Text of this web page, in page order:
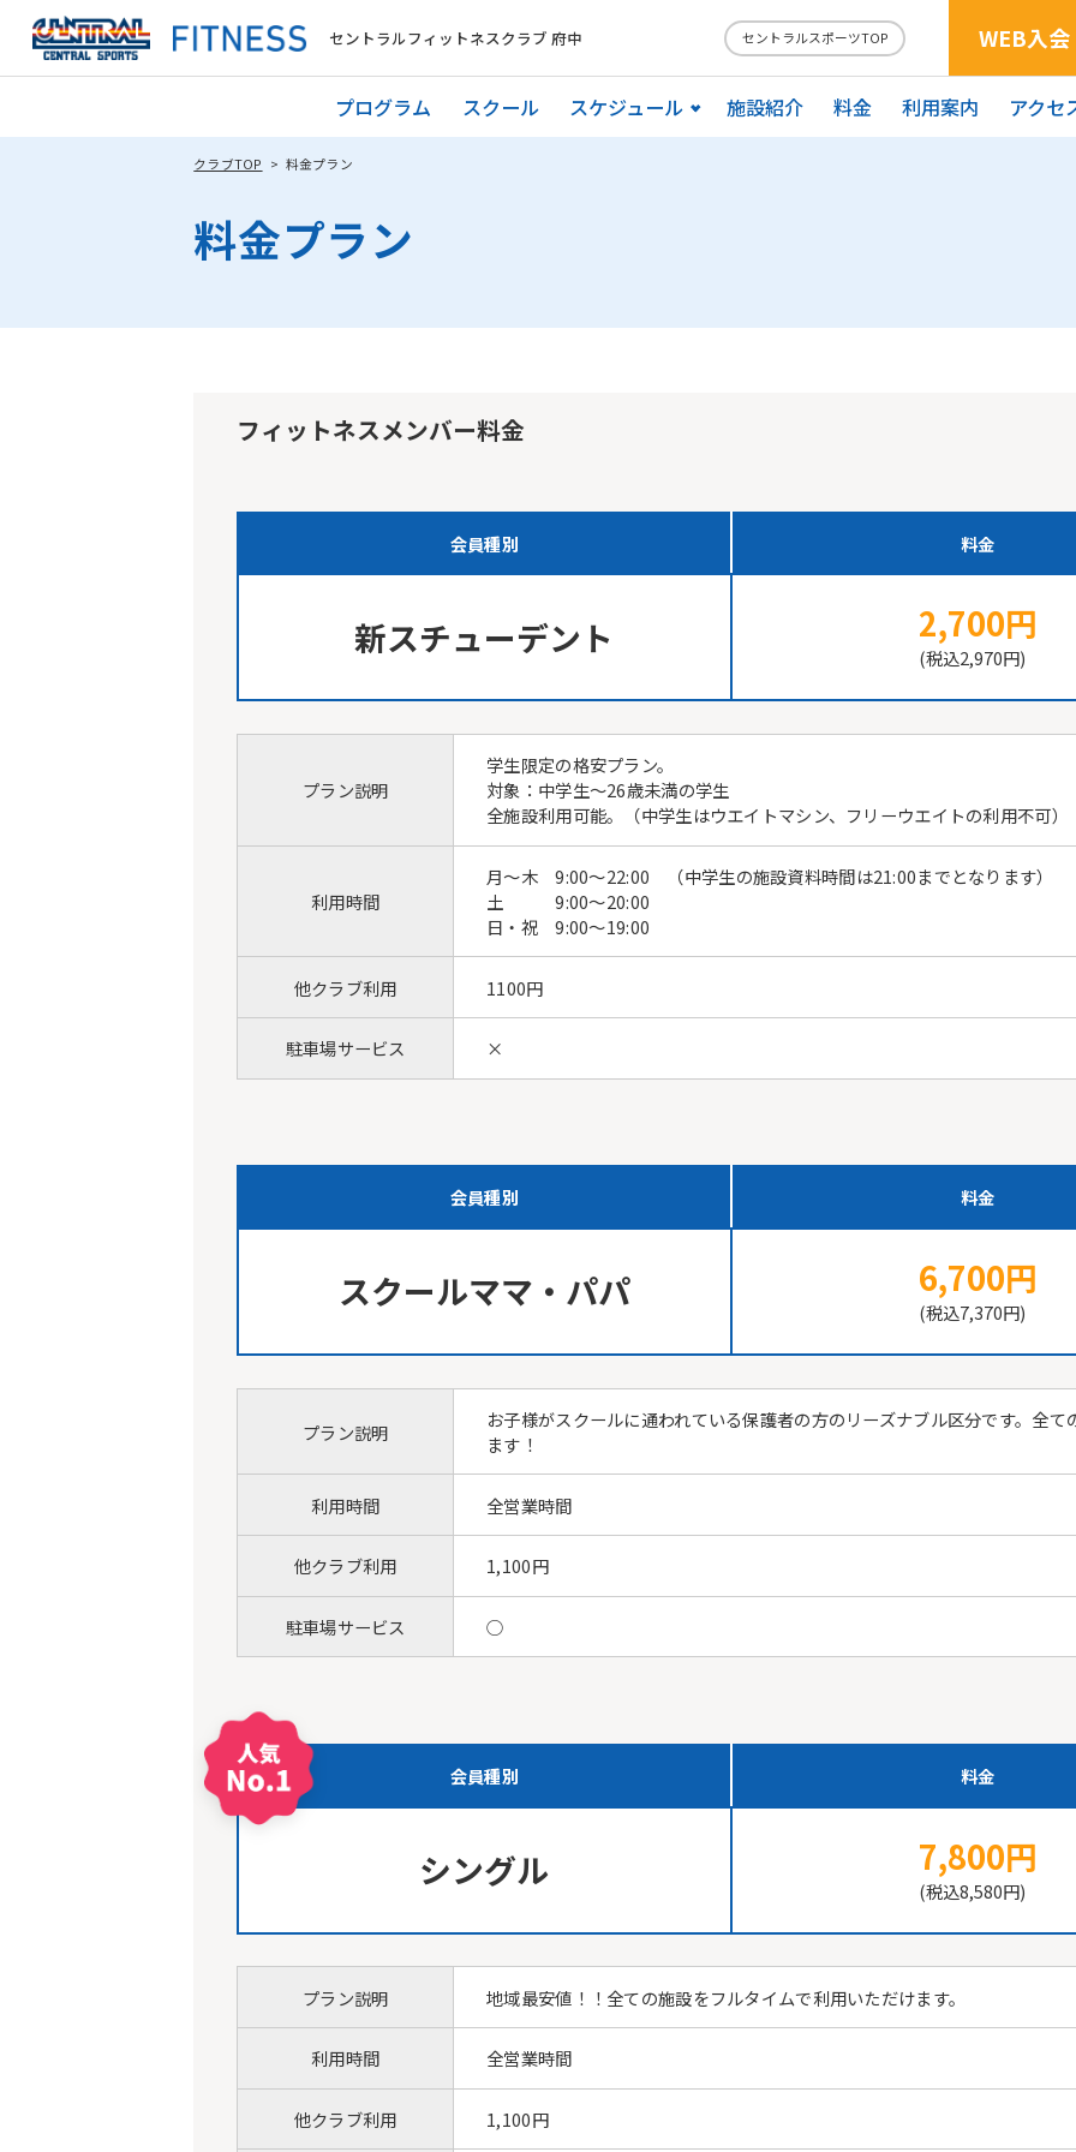
セントラルフィットネスクラブ 府中 セントラルスポーツTOP WEB入会
プログラム スクール スケジュール 施設紹介 料金 利用案内 アクセ
クラブTOP 料金プラン
料金プラン
フィットネスメンバー料金
会員種別
新スチューデント
料金
2,700円
(税込2,970円)
プラン説明
学生限定の格安プラン。
対象：中学生～26歳未満の学生
全施設利用可能。（中学生はウエイトマシン、フリーウエイトの利用不可）
利用時間
月～木 9:00～22:00 （中学生の施設資料時間は21:00までとなります）
土 9:00～20:00
日・祝 9:00～19:00
他クラブ利用 1100円
駐車場サービス ×
会員種別
スクールママ・パパ
料金
6,700円
(税込7,370円)
プラン説明
お子様がスクールに通われている保護者の方のリーズナブル区分です。全
ます！
利用時間 全営業時間
他クラブ利用 1,100円
駐車場サービス ○
会員種別
シングル
料金
7,800円
(税込8,580円)
プラン説明 地域最安値！！全ての施設をフルタイムで利用いただけます。
利用時間 全営業時間
他クラブ利用 1,100円